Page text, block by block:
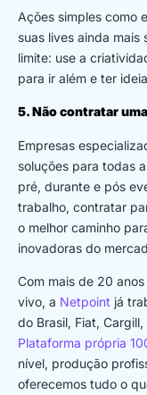
Ações simples como
suas lives ainda
limite: use a
para ir além e ter
5. Não contratar
Empresas
soluções para todas
pré, durante e pós
trabalho, contratar
o melhor caminho
inovadoras do
Com mais de 20
vivo, a Netpoint já
do Brasil, Fiat,
Plataforma própria
nível, produção
oferecemos tudo o